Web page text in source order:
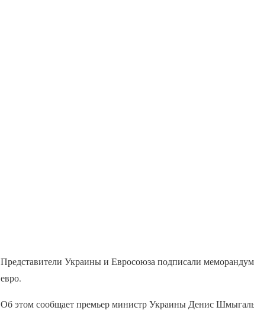
Представители Украины и Евросоюза подписали
евро.
Об этом сообщает премьер министр Украины Денис